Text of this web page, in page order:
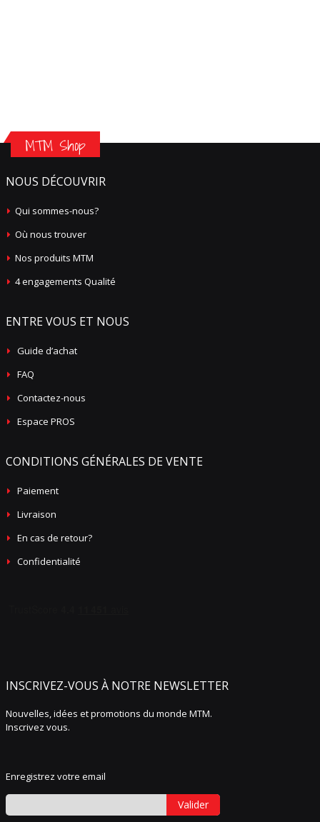
MTM Shop
NOUS DÉCOUVRIR
Qui sommes-nous?
Où nous trouver
Nos produits MTM
4 engagements Qualité
ENTRE VOUS ET NOUS
Guide d’achat
FAQ
Contactez-nous
Espace PROS
CONDITIONS GÉNÉRALES DE VENTE
Paiement
Livraison
En cas de retour?
Confidentialité
INSCRIVEZ-VOUS À NOTRE NEWSLETTER
Nouvelles, idées et promotions du monde MTM.
Inscrivez vous.
Enregistrez votre email
Valider